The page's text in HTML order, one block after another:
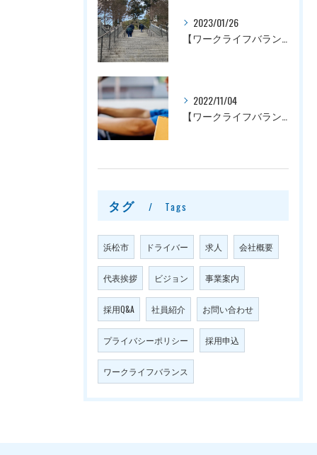
2023/01/26
2022/11/04
タグ Tags
浜松市 ドライバー 求人 会社概要
代表挨拶 ビジョン 事業案内
採用Q&A 社員紹介 お問い合わせ
プライバシーポリシー 採用申込
ワークライフバランス